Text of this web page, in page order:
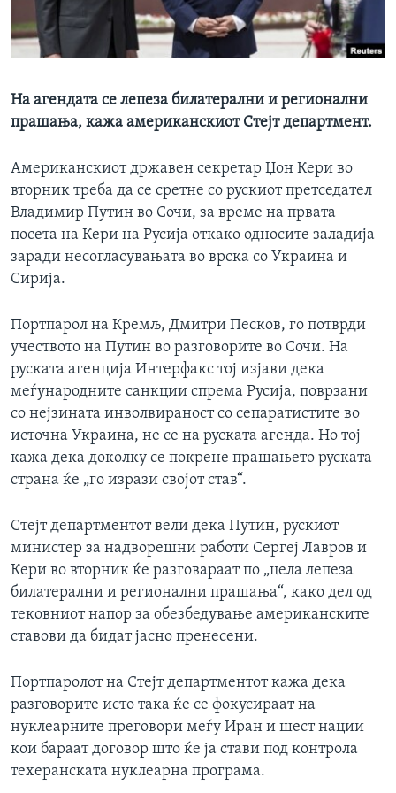
ИНТЕРВЈУА
Јазици
На агендата се лепеза билатерални и регионални
прашања, кажа американскиот Стејт департмент.
Американскиот државен секретар Џон Кери во
вторник треба да се сретне со рускиот претседател
Владимир Путин во Сочи, за време на првата
посета на Кери на Русија откако односите заладија
заради несогласувањата во врска со Украина и
Сирија.
Портпарол на Кремљ, Дмитри Песков, го потврди
учеството на Путин во разговорите во Сочи. На
руската агенција Интерфакс тој изјави дека
меѓународните санкции спрема Русија, поврзани
со нејзината инволвираност со сепаратистите во
источна Украина, не се на руската агенда. Но тој
кажа дека доколку се покрене прашањето руската
страна ќе „го изрази својот став“.
Стејт департментот вели дека Путин, рускиот
министер за надворешни работи Сергеј Лавров и
Кери во вторник ќе разговараат по „цела лепеза
билатерални и регионални прашања“, како дел од
тековниот напор за обезбедување американските
ставови да бидат јасно пренесени.
Портпаролот на Стејт департментот кажа дека
разговорите исто така ќе се фокусираат на
нуклеарните преговори меѓу Иран и шест нации
кои бараат договор што ќе ја стави под контрола
техеранската нуклеарна програма.